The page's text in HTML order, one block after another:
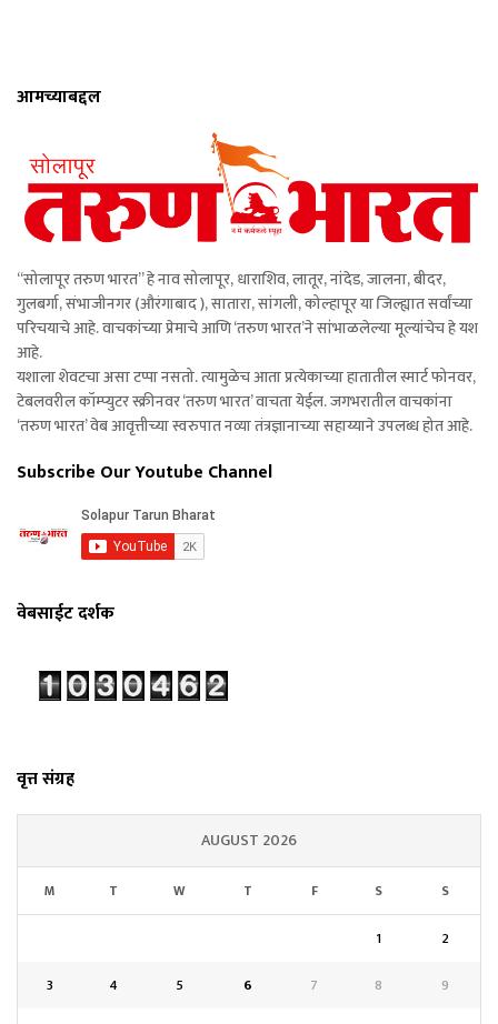
आमच्याबद्दल
“सोलापूर तरुण भारत” हे नाव सोलापूर, धाराशिव, लातूर, नांदेड, जालना, बीदर,
गुलबर्गा, संभाजीनगर (औरंगाबाद ), सातारा, सांगली, कोल्हापूर या जिल्ह्यात सर्वांच्या
परिचयाचे आहे. वाचकांच्या प्रेमाचे आणि ‘तरुण भारत’ने सांभाळलेल्या मूल्यांचेच हे यश
आहे.
यशाला शेवटचा असा टप्पा नसतो. त्यामुळेच आता प्रत्येकाच्या हातातील स्मार्ट फोनवर,
टेबलवरील कॉम्प्युटर स्क्रीनवर ‘तरुण भारत’ वाचता येईल. जगभरातील वाचकांना
‘तरुण भारत’ वेब आवृत्तीच्या स्वरुपात नव्या तंत्रज्ञानाच्या सहाय्याने उपलब्ध होत आहे.
Subscribe Our Youtube Channel
वेबसाईट दर्शक
वृत्त संग्रह
AUGUST 2026
M T W T F S S
1
2
3
4 5 6 7 8
9